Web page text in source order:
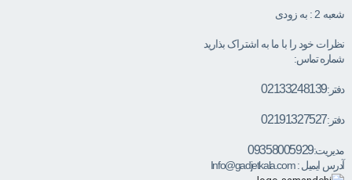
شعبه 2 : به زودی
نظرات خود را با ما به اشتراک بذارید
شماره تماس:
دفتر:02133248139
دفتر:02191327527
مدیریت:09358005929
آدرس ایمیل :Info@gadjetkala.com